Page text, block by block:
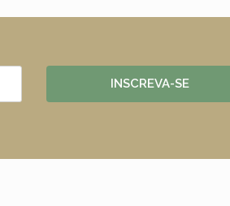
INSCREVA-SE